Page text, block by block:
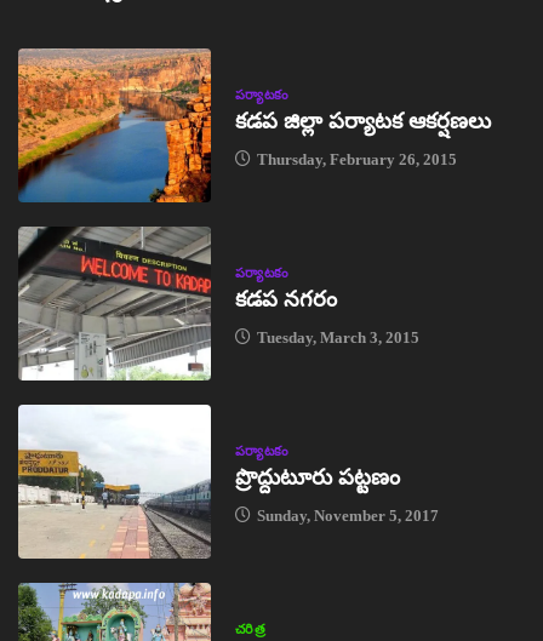
పర్యాటకం
కడప జిల్లా పర్యాటక ఆకర్షణలు
Thursday, February 26, 2015
పర్యాటకం
కడప నగరం
Tuesday, March 3, 2015
పర్యాటకం
ప్రొద్దుటూరు పట్టణం
Sunday, November 5, 2017
చరిత్ర